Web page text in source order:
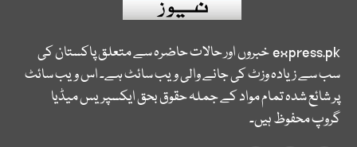
express.pkخبروں اور حالات حاضرہ سے متعلق پاکستان کی
سب سے زیادہ وزٹ کی جانے والی ویب سائٹ ہے۔ اس ویب سائٹ
پر شائع شدہ تمام مواد کے جملہ حقوق بحق ایکسپریس میڈیا
گروپ محفوظ ہیں۔